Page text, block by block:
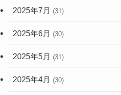
2025年7月 (31)
2025年6月 (30)
2025年5月 (31)
2025年4月 (30)